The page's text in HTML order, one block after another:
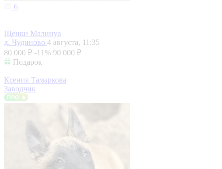
6
Щенки Малинуа
д. Чудиново 4 августа, 11:35
80 000 ₽ -11% 90 000 ₽
Подарок
Ксения Тамаркова
Заводчик